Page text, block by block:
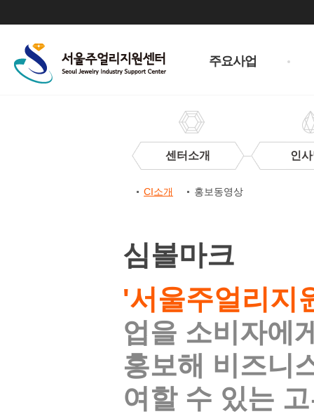
주요사업
센터소개 인
CI소개 홍보동영상
개
심볼마크
'서울주얼리지
업을 소비자에
홍보해 비즈니
여할 수 있는